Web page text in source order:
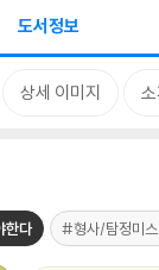
도서정보
상세 이미지
한다 #형사/탐정미스